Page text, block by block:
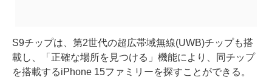
S9チップは、第2世代の超広帯域無線(UWB)チップも搭
載し、「正確な場所を見つける」機能により、同チップ
を搭載するiPhone 15ファミリーを探すことができる。